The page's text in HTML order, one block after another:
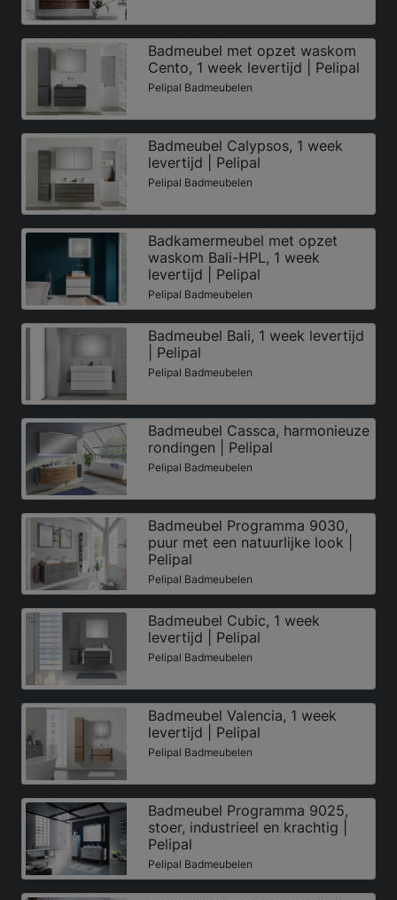
Badmeubel met opzet waskom
Cento, 1 week levertijd | Pelipal
Pelipal Badmeubelen
Badmeubel Calypsos, 1 week
levertijd | Pelipal
Pelipal Badmeubelen
Badkamermeubel met opzet
waskom Bali-HPL, 1 week
levertijd | Pelipal
Pelipal Badmeubelen
Badmeubel Bali, 1 week levertijd
| Pelipal
Pelipal Badmeubelen
Badmeubel Cassca, harmonieuze
rondingen | Pelipal
Pelipal Badmeubelen
Badmeubel Programma 9030,
puur met een natuurlijke look |
Pelipal
Pelipal Badmeubelen
Badmeubel Cubic, 1 week
levertijd | Pelipal
Pelipal Badmeubelen
Badmeubel Valencia, 1 week
levertijd | Pelipal
Pelipal Badmeubelen
Badmeubel Programma 9025,
stoer, industrieel en krachtig |
Pelipal
Pelipal Badmeubelen